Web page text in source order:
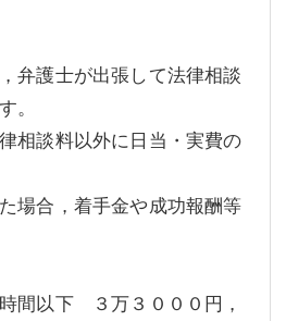
弁護士が出張して法律相談
。
相談料以外に日当・実費の
場合，着手金や成功報酬等
間以下 ３万３０００円，